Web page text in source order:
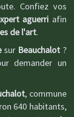
Confiez vos
aguerri afin
de l'art.
sur Beauchalot?
demander un
, commune
640 habitants,